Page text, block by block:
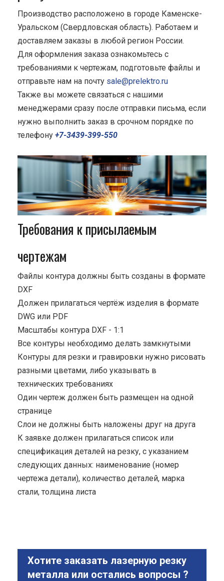
Производство расположено в городе Каменске-
Уральском (Свердловская область). Работаем и
доставляем заказы в любой регион России.
Для оформления заказа ознакомьтесь с
требованиями к чертежам, подготовьте файлы и
отправьте нам на почту sale@prelektro.ru
Также вы можете связаться с нашими
менеджерами сразу после отправки письма, если
нужно выполнить заказ в срочном порядке по
телефону +7-3439-399-550
Требования к присылаемым
чертежам
Файлы контура должны быть созданы в формате
DXF
Должен прилагаться чертёж изделия в формате
DWG или PDF
Масштабы контура DXF - 1:1
Все контуры необходимо делать замкнутыми
Контуры для резки и гравировки нужно рисовать
разными цветами, либо указывать в
технических требованиях
Один чертеж должен быть размещен на одной
странице
Cлои не должны быть наложены друг на друга
К заявке должен прилагаться список или
спецификация деталей на резку, с указанием
следующих данных: наименование (номер
чертежа детали), количество деталей, марка
стали, толщина листа
Хотите заказать лазерную резку
металла или остались вопросы ?